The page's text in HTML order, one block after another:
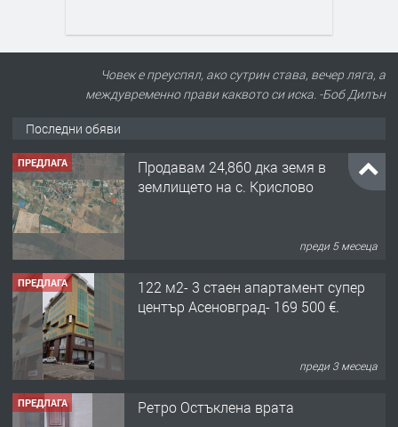
Човек е преуспял, ако сутрин става, вечер ляга, а
междувременно прави каквото си иска. -Боб Дилън
Последни обяви
ПРЕДЛАГА
122 м2- 3 стаен апартамент супер
център Асеновград- 169 500 €.
преди 3 месеца
ПРЕДЛАГА Ретро Остъклена врата
преди 3 месеца
ПРЕДЛАГА
🌟HYUNDAI i10 - 2024 | Само 55 лв./